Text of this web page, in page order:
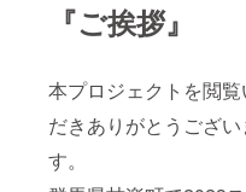
『ご挨拶』
本プロジェクトを閲覧
だきありがとうござい
す。